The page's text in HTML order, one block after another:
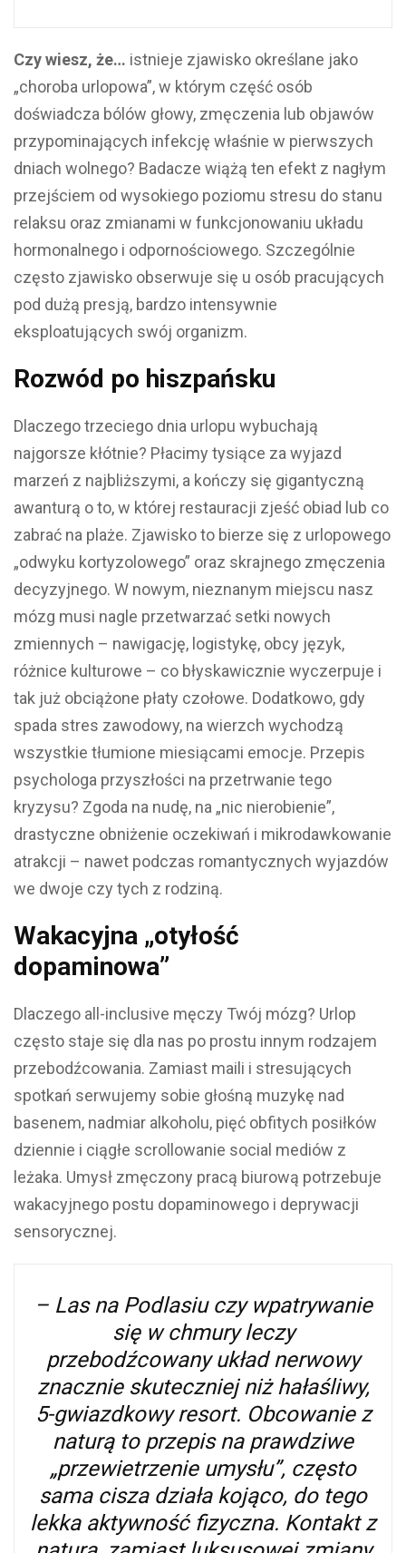
Czy wiesz, że… istnieje zjawisko określane jako
„choroba urlopowa”, w którym część osób
doświadcza bólów głowy, zmęczenia lub objawów
przypominających infekcję właśnie w pierwszych
dniach wolnego? Badacze wiążą ten efekt z nagłym
przejściem od wysokiego poziomu stresu do stanu
relaksu oraz zmianami w funkcjonowaniu układu
hormonalnego i odpornościowego. Szczególnie
często zjawisko obserwuje się u osób pracujących
pod dużą presją, bardzo intensywnie
eksploatujących swój organizm.
Rozwód po hiszpańsku
Dlaczego trzeciego dnia urlopu wybuchają
najgorsze kłótnie? Płacimy tysiące za wyjazd
marzeń z najbliższymi, a kończy się gigantyczną
awanturą o to, w której restauracji zjeść obiad lub co
zabrać na plaże. Zjawisko to bierze się z urlopowego
„odwyku kortyzolowego” oraz skrajnego zmęczenia
decyzyjnego. W nowym, nieznanym miejscu nasz
mózg musi nagle przetwarzać setki nowych
zmiennych – nawigację, logistykę, obcy język,
różnice kulturowe – co błyskawicznie wyczerpuje i
tak już obciążone płaty czołowe. Dodatkowo, gdy
spada stres zawodowy, na wierzch wychodzą
wszystkie tłumione miesiącami emocje. Przepis
psychologa przyszłości na przetrwanie tego
kryzysu? Zgoda na nudę, na „nic nierobienie”,
drastyczne obniżenie oczekiwań i mikrodawkowanie
atrakcji – nawet podczas romantycznych wyjazdów
we dwoje czy tych z rodziną.
Wakacyjna „otyłość
dopaminowa”
Dlaczego all-inclusive męczy Twój mózg? Urlop
często staje się dla nas po prostu innym rodzajem
przebodźcowania. Zamiast maili i stresujących
spotkań serwujemy sobie głośną muzykę nad
basenem, nadmiar alkoholu, pięć obfitych posiłków
dziennie i ciągłe scrollowanie social mediów z
leżaka. Umysł zmęczony pracą biurową potrzebuje
wakacyjnego postu dopaminowego i deprywacji
sensorycznej.
– Las na Podlasiu czy wpatrywanie
się w chmury leczy
przebodźcowany układ nerwowy
znacznie skuteczniej niż hałaśliwy,
5-gwiazdkowy resort. Obcowanie z
naturą to przepis na prawdziwe
„przewietrzenie umysłu”, często
sama cisza działa kojąco, do tego
lekka aktywność fizyczna. Kontakt z